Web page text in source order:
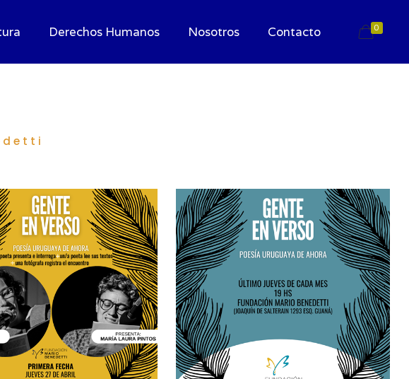
Derechos Humanos Nosotros Contacto 0